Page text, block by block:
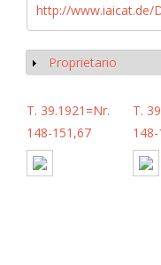
http://www.iaicat.de/
Mostrar
Proprietario
T. 39.1921=Nr.
148-151,67
T.